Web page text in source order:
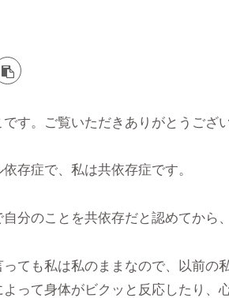
す。ご覧いただきありがとうござい
存症で、私は共依存症です。
分のことを共依存だと認めてから
ても私は私のままなので、以前の
よって身体がビクッと反応したり、